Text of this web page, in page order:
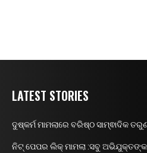
LATEST STORIES
ଦୁଷ୍କର୍ମ ମାମଲାରେ ବରିଷ୍ଠ ସାମ୍ଵାଦିକ
ନିଟ୍ ପେପର ଲିକ୍ ମାମଲା :ସବୁ ଅଭିଯୁକ୍ତଙ୍କ